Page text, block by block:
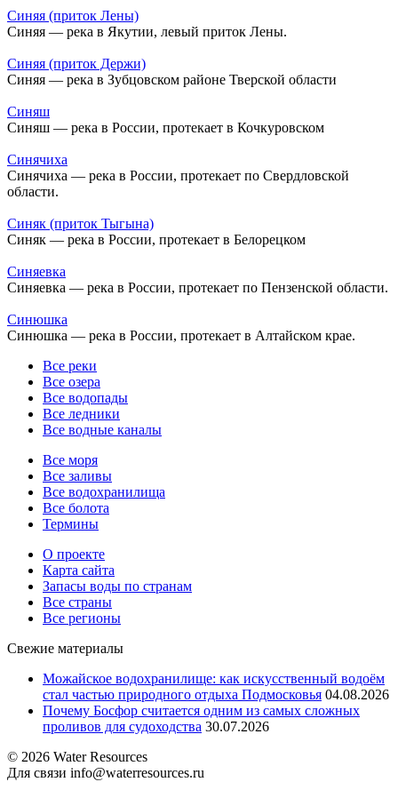
Синяя (приток Лены)
Синяя — река в Якутии, левый приток Лены.
Синяя (приток Держи)
Синяя — река в Зубцовском районе Тверской области
Синяш
Синяш — река в России, протекает в Кочкуровском
Синячиха
Синячиха — река в России, протекает по Свердловской
области.
Синяк (приток Тыгына)
Синяк — река в России, протекает в Белорецком
Синяевка
Синяевка — река в России, протекает по Пензенской области.
Синюшка
Синюшка — река в России, протекает в Алтайском крае.
Все реки
Все озера
Все водопады
Все ледники
Все водные каналы
Все моря
Все заливы
Все водохранилища
Все болота
Термины
О проекте
Карта сайта
Запасы воды по странам
Все страны
Все регионы
Свежие материалы
Можайское водохранилище: как искусственный водоём
стал частью природного отдыха Подмосковья 04.08.2026
Почему Босфор считается одним из самых сложных
проливов для судоходства 30.07.2026
© 2026 Water Resources
Для связи info@waterresources.ru